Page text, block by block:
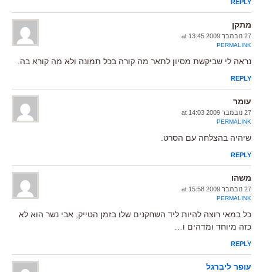
REPLY
מתקן
27 נובמבר 2009 at 13:45
PERMALINK
נראה לי שביקשת מסיון לתאר מה קורה בכל תמונה ולא מה קורא בה.
REPLY
עומר
27 נובמבר 2009 at 14:03
PERMALINK
שיהיה בהצלחה עם הסרט.
REPLY
משהו
27 נובמבר 2009 at 15:58
PERMALINK
כל במאי רוצה להיות ליד השחקנים שלו בזמן הטייק, אבי נשר הוא לא
כזה מיוחד ומדהים ו…
REPLY
עופר ליברגל